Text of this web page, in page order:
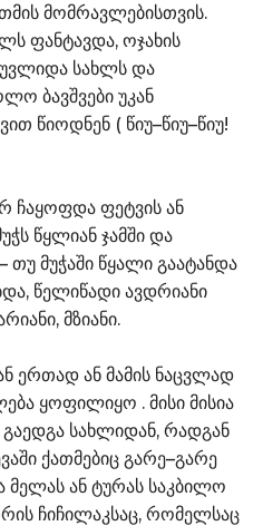
მომრავლებისთვის.
ფანტავდა, ოჯახის
სახლს და
ბავშვები უკან
წიოდნენ ( წიუ–წიუ–წიუ!
ჩაყოფდა ფეტვის ან
წყლიან ჯამში და
მუჭაში წყალი გაატანდა
წელიწადი ავდრიანი
მზიანი.
ერთად ან მამის ნაცვლად
ყოფილიყო . მისი მისია
სახლიდან, რადგან
ქათმებიც გარე–გარე
მელას ან ტურას საკბილო
ჩიჩილაკსაც, რომელსაც